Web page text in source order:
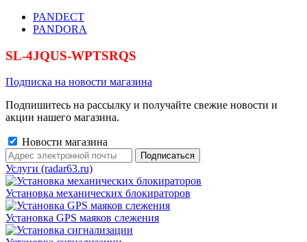
PANDECT
PANDORA
SL-4JQUS-WPTSRQS
Подписка на новости магазина
Подпишитесь на рассылку и получайте свежие новости и
акции нашего магазина.
Новости магазина
Услуги (radar63.ru)
Установка механических блокираторов
Установка GPS маяков слежения